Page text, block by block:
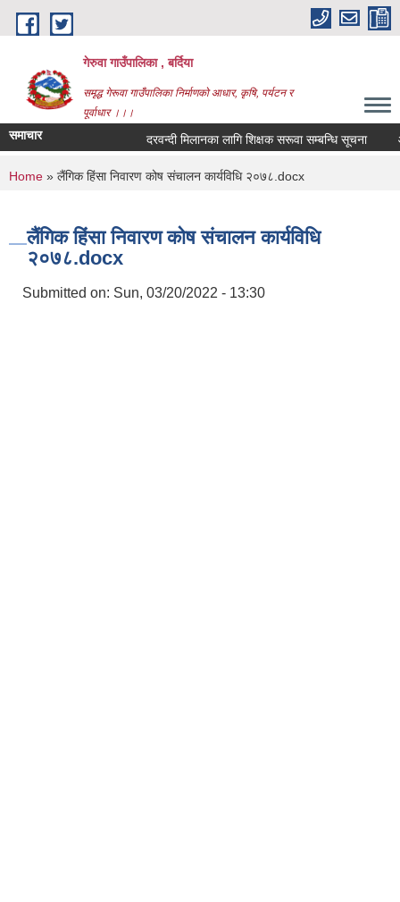
Skip to main content
गेरुवा गाउँपालिका , बर्दिया
समृद्ध गेरूवा गाउँपालिका निर्माणको आधार, कृषि, पर्यटन र
पूर्वाधार ।।।
समाचार दरवन्दी मिलानका लागि शिक्षक सरूवा सम्बन्धि सूचना
You are here
Home » लैंगिक हिंसा निवारण कोष संचालन कार्यविधि २०७८.docx
लैंगिक हिंसा निवारण कोष संचालन कार्यविधि
२०७८.docx
Submitted on: Sun, 03/20/2022 - 13:30